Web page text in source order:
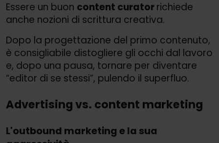
Essere un buon content curatorrichiede
anche nozioni di scrittura creativa.
Dopo la progettazione del primo contenuto,
è consigliabile distogliere gli occhi dal lavoro
e, dopo una pausa, tornare per diventare
“editor di se stessi”, pulendo il superfluo.
Advertising vs. content marketing
L'outbound marketing e la sua